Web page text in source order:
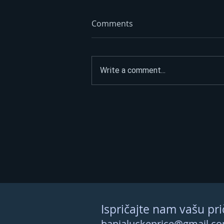
Comments
Write a comment...
Ispričajte nam vašu